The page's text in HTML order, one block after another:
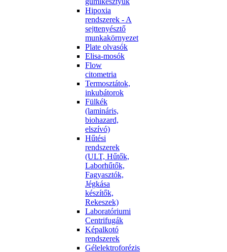
Hipoxia
rendszerek - A
sejttenyésztő
munkakörnyezet
Plate olvasók
Elisa-mosók
Flow
citometria
Termosztátok,
inkubátorok
Fülkék
(lamináris,
biohazard,
elszívó)
Hűtési
rendszerek
(ULT, Hűtők,
Laborhűtők,
Fagyasztók,
Jégkása
készítők,
Rekeszek)
Laboratóriumi
Centrifugák
Képalkotó
rendszerek
Gélelektroforézis